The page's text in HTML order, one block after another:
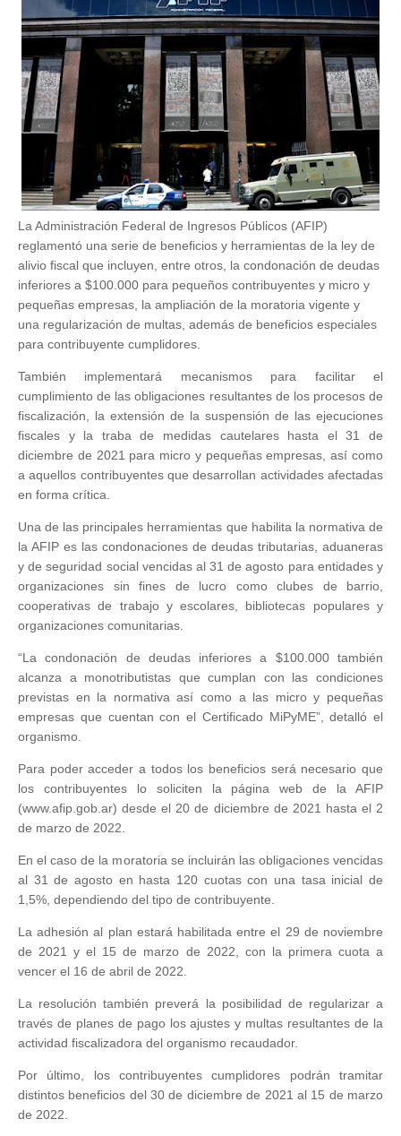
La Administración Federal de Ingresos Públicos (AFIP)
reglamentó una serie de beneficios y herramientas de la ley de
alivio fiscal que incluyen, entre otros, la condonación de deudas
inferiores a $100.000 para pequeños contribuyentes y micro y
pequeñas empresas, la ampliación de la moratoria vigente y
una regularización de multas, además de beneficios especiales
para contribuyente cumplidores.
También implementará mecanismos para facilitar el
cumplimiento de las obligaciones resultantes de los procesos de
fiscalización, la extensión de la suspensión de las ejecuciones
fiscales y la traba de medidas cautelares hasta el 31 de
diciembre de 2021 para micro y pequeñas empresas, así como
a aquellos contribuyentes que desarrollan actividades afectadas
en forma crítica.
Una de las principales herramientas que habilita la normativa de
la AFIP es las condonaciones de deudas tributarias, aduaneras
y de seguridad social vencidas al 31 de agosto para entidades y
organizaciones sin fines de lucro como clubes de barrio,
cooperativas de trabajo y escolares, bibliotecas populares y
organizaciones comunitarias.
“La condonación de deudas inferiores a $100.000 también
alcanza a monotributistas que cumplan con las condiciones
previstas en la normativa así como a las micro y pequeñas
empresas que cuentan con el Certificado MiPyME”, detalló el
organismo.
Para poder acceder a todos los beneficios será necesario que
los contribuyentes lo soliciten la página web de la AFIP
(www.afip.gob.ar) desde el 20 de diciembre de 2021 hasta el 2
de marzo de 2022.
En el caso de la moratoria se incluirán las obligaciones vencidas
al 31 de agosto en hasta 120 cuotas con una tasa inicial de
1,5%, dependiendo del tipo de contribuyente.
La adhesión al plan estará habilitada entre el 29 de noviembre
de 2021 y el 15 de marzo de 2022, con la primera cuota a
vencer el 16 de abril de 2022.
La resolución también preverá la posibilidad de regularizar a
través de planes de pago los ajustes y multas resultantes de la
actividad fiscalizadora del organismo recaudador.
Por último, los contribuyentes cumplidores podrán tramitar
distintos beneficios del 30 de diciembre de 2021 al 15 de marzo
de 2022.